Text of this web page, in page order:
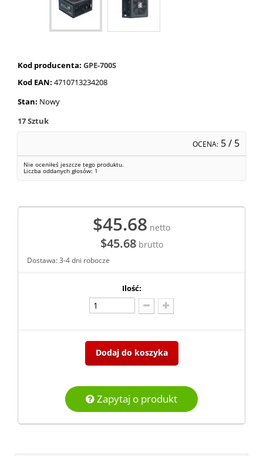
Kod producenta: GPE-700S
Kod EAN: 4710713234208
Stan: Nowy
17Sztuk
OCENA: 5/ 5
Nie oceniłeś jeszcze tego produktu.
Liczba oddanych głosów: 1
$45.68 netto
$45.68brutto
Dostawa: 3-4 dni robocze
Ilość:
Dodaj do koszyka
Zapytaj o produkt